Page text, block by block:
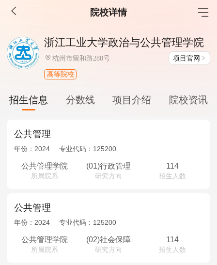
院校详情
MBA工商管理
院校库 考试报名 招生政策
报名流程
考试真题
报考经验
MEM工程管理
考试真题
报考经验
院校库 考试报名 招生政策
报名流程
MPAcc会计专硕
院校库 考试报名 招生政策 学制学费
报名流程
考试真题
报考经验 招生简章
浙江工业大学政治与公共管理学院
杭州市留和路288号 项目官网
高等院校
招生信息 分数线 项目介绍 院校资讯
公共管理
年份： 2024 专业代码： 125200
公共管理学院
所属院系
(01)行政管理
研究方向
114
招生人数
公共管理
年份： 2024 专业代码： 125200
公共管理学院
所属院系
(02)社会保障
研究方向
114
招生人数